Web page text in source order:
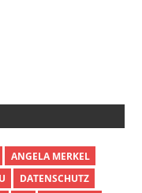
ANGELA MERKEL
DATENSCHUTZ